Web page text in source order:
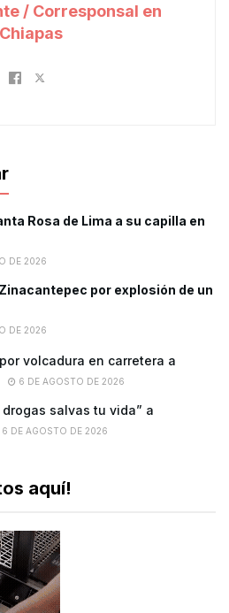
/ Corresponsal en
Chiapas
Rosa de Lima a su capilla en
DE 2026
por explosión de un
DE 2026
volcadura en carretera a
6 DE AGOSTO DE 2026
salvas tu vida” a
6 DE AGOSTO DE 2026
aquí!